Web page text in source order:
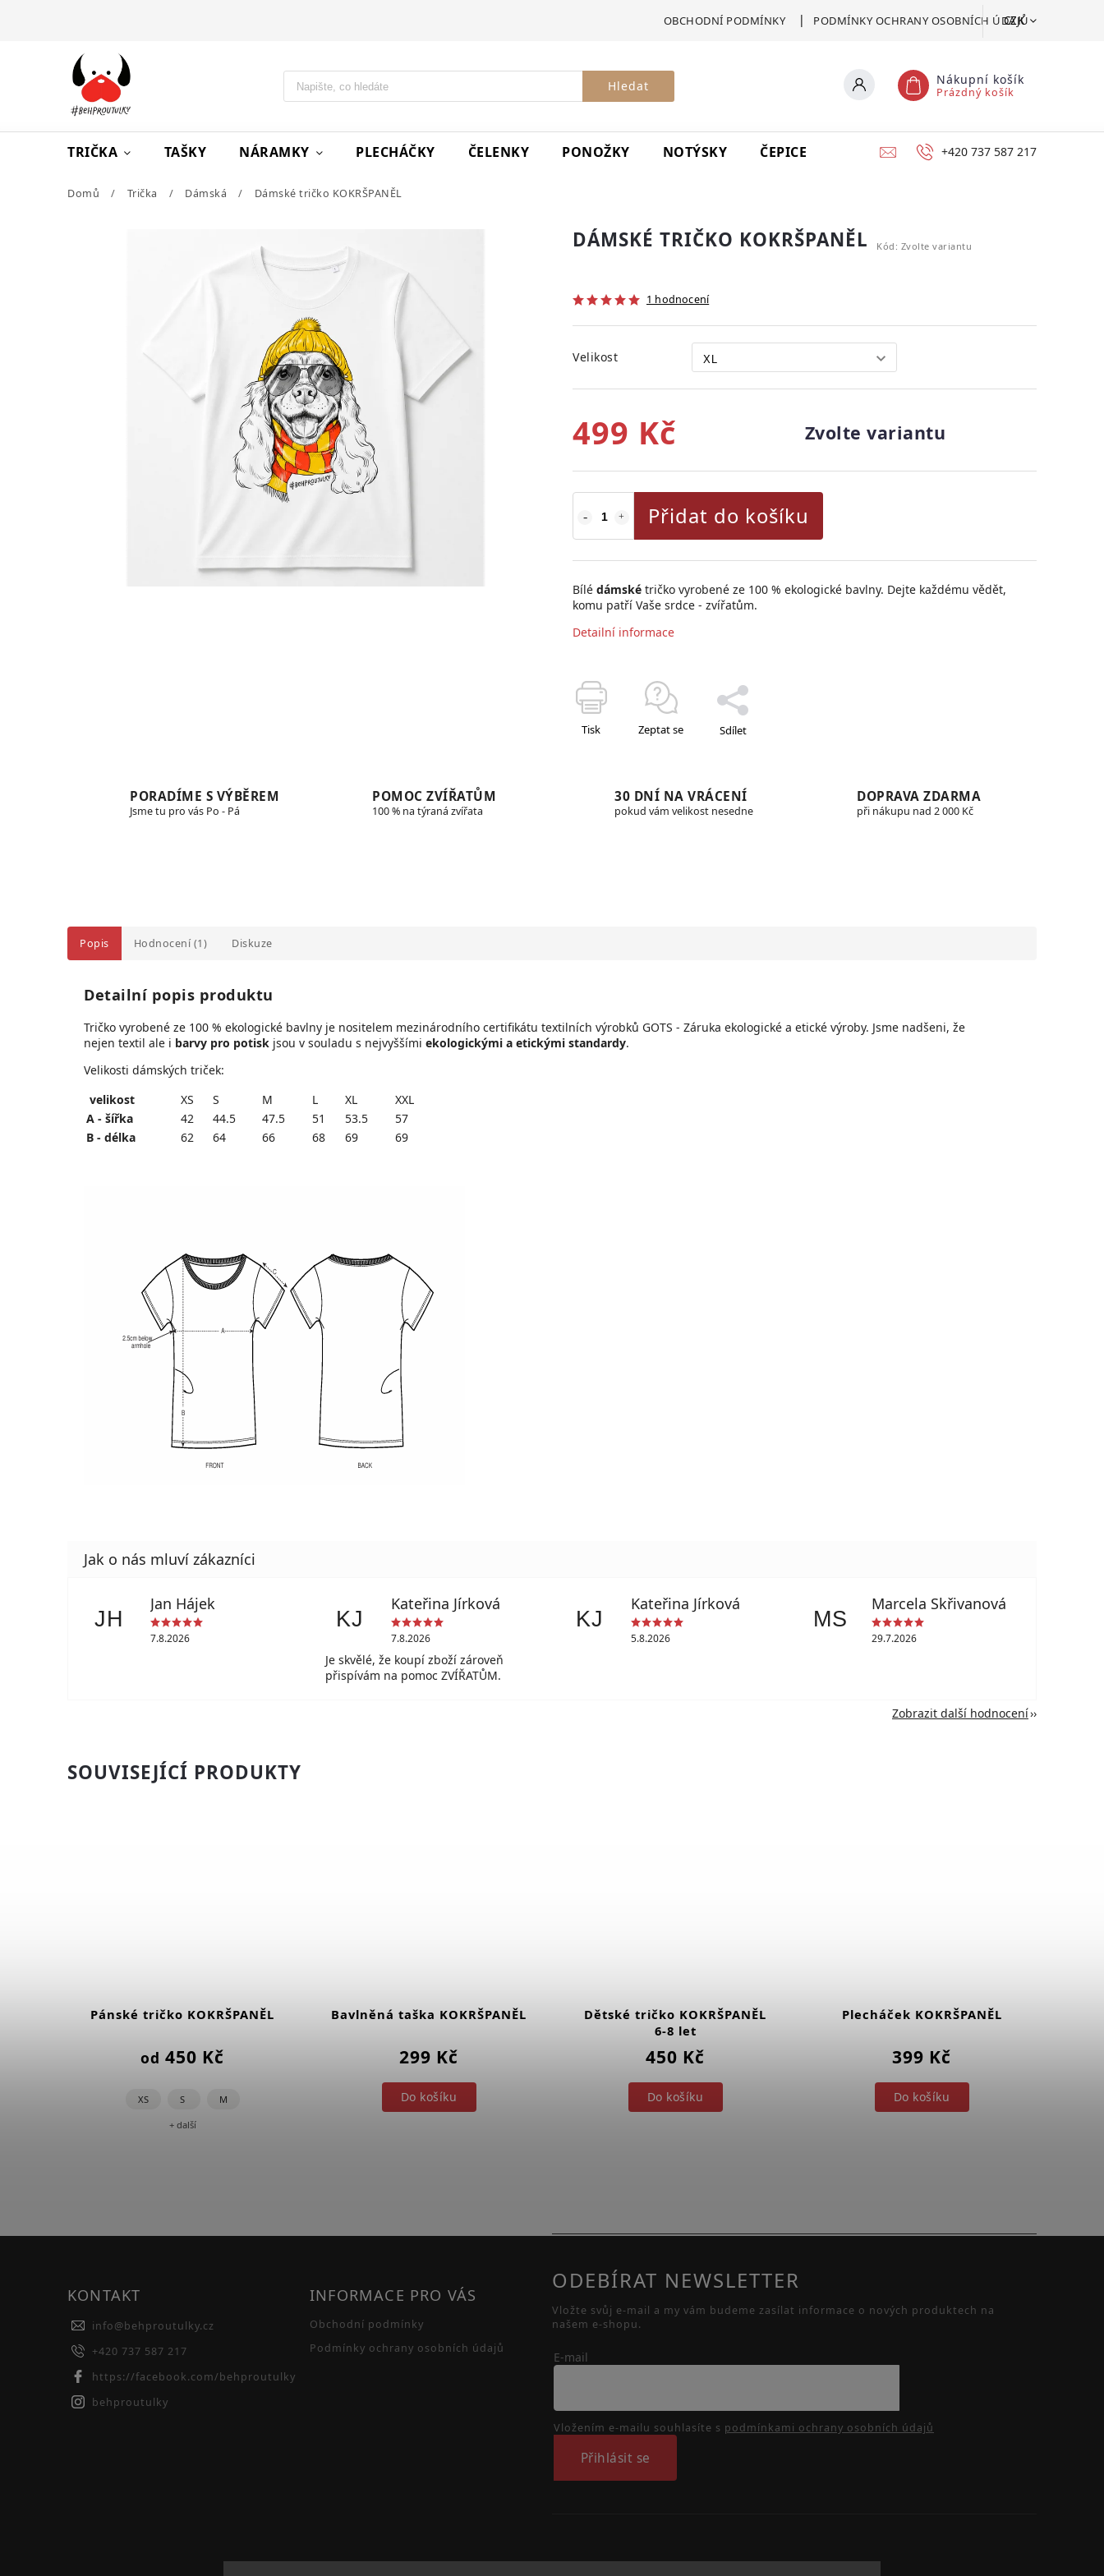
OBCHODNÍ PODMÍNKY PODMÍNKY OCHRANY OSOBNÍCH ÚDAJŮ
CZK
Hledat Nákupní košík
Prázdný košík
TRIČKA TAŠKY NÁRAMKY PLECHÁČKY ČELENKY PONOŽKY NOTÝSKY ČEPICE VSTUPENKA CERTIFIKÁT POMOCI
+420 737 587 217
Domů / Trička / Dámská / Dámské tričko KOKRŠPANĚL
DÁMSKÉ TRIČKO KOKRŠPANĚL Kód: Zvolte variantu
1 hodnocení
Velikost
499 Kč Zvolte variantu
Přidat do košíku
Bílé dámské tričko vyrobené ze 100 % ekologické bavlny. Dejte každému vědět,
komu patří Vaše srdce - zvířatům.
Detailní informace
Tisk Zeptat se Sdílet
PORADÍME S VÝBĚREM
Jsme tu pro vás Po - Pá
POMOC ZVÍŘATŮM
100 % na týraná zvířata
30 DNÍ NA VRÁCENÍ
pokud vám velikost nesedne
DOPRAVA ZDARMA
při nákupu nad 2 000 Kč
Popis Hodnocení (1) Diskuze
Detailní popis produktu
Tričko vyrobené ze 100 % ekologické bavlny je nositelem mezinárodního certifikátu textilních výrobků GOTS - Záruka ekologické a etické výroby. Jsme nadšeni, že
nejen textil ale i barvy pro potisk jsou v souladu s nejvyššími ekologickými a etickými standardy.
Velikosti dámských triček:
velikost
XS S M L XL
XXL
A - šířka
42 44.5 47.5 51 53.5
57
B - délka
62 64 66 68 69 69
JH
Jan Hájek
7.8.2026
KJ
Kateřina Jírková
7.8.2026
Je skvělé, že koupí zboží zároveň
přispívám na pomoc ZVÍŘATŮM.
KJ
Kateřina Jírková
5.8.2026
MS
Marcela Skřivanová
29.7.2026
Zobrazit další hodnocení
SOUVISEJÍCÍ PRODUKTY
Pánské tričko KOKRŠPANĚL
od 450 Kč
XS S M
+ další
Bavlněná taška KOKRŠPANĚL
299 Kč
Do košíku
Dětské tričko KOKRŠPANĚL
6-8 let
450 Kč
Do košíku
Plecháček KOKRŠPANĚL
399 Kč
Do košíku
KONTAKT
info@behproutulky.cz
+420 737 587 217
https://facebook.com/behproutulky
behproutulky
INFORMACE PRO VÁS
Obchodní podmínky
Podmínky ochrany osobních údajů
ODEBÍRAT NEWSLETTER
Vložte svůj e-mail a my vám budeme zasílat informace o nových produktech na
našem e-shopu.
E-mail
Vložením e-mailu souhlasíte s podmínkami ochrany osobních údajů
Přihlásit se